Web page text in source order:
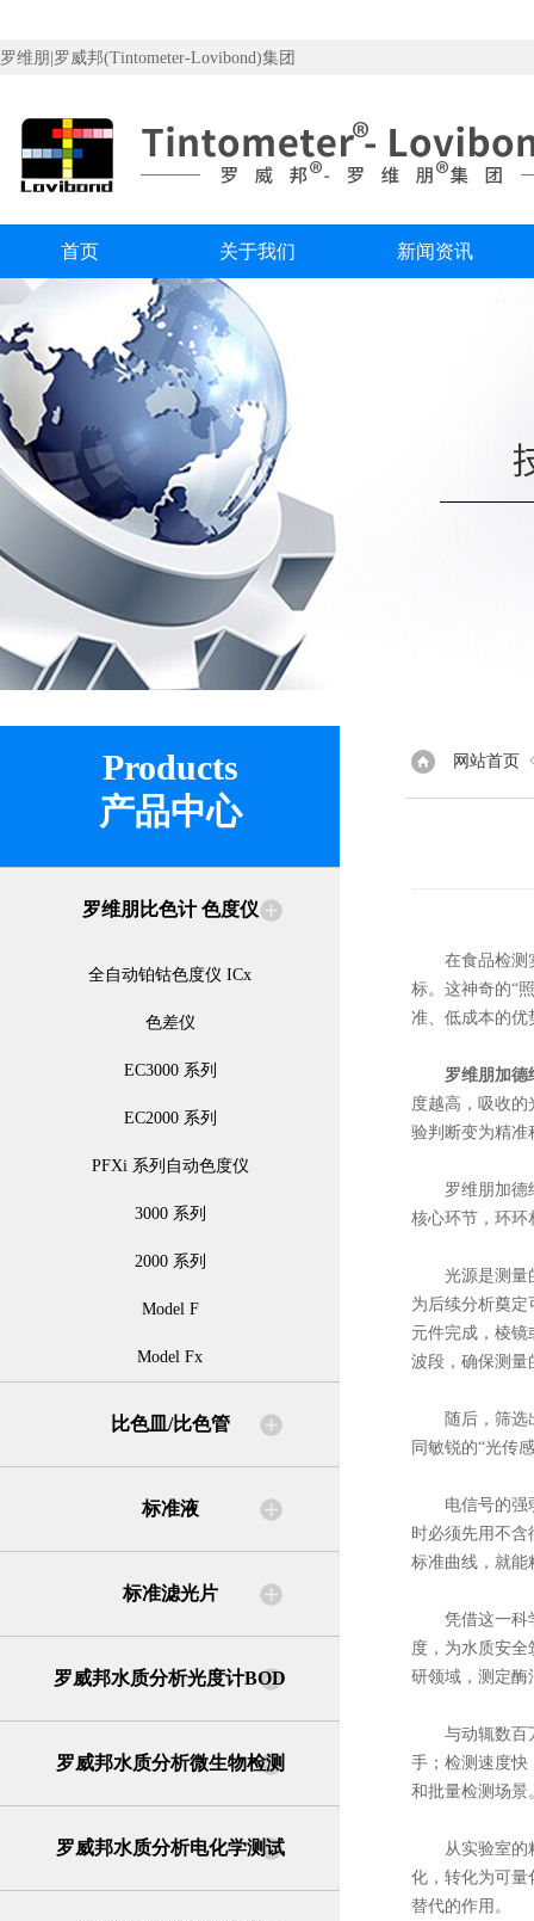
罗维朋|罗威邦(Tintometer-Lovibond)集团
首页 关于我们 新闻资讯
Products
产品中心
罗维朋比色计 色度仪
全自动铂钴色度仪 ICx
色差仪
EC3000 系列
EC2000 系列
PFXi 系列自动色度仪
3000 系列
2000 系列
Model F
Model Fx
比色皿/比色管
标准液
标准滤光片
罗威邦水质分析光度计BOD
罗威邦水质分析微生物检测
罗威邦水质分析电化学测试
网站首页
在食品检测实
标。这神奇的“
准、低成本的优
罗维朋加德
度越高，吸收的
验判断变为精准
罗维朋加德纳
核心环节，环环
光源是测量的
为后续分析奠
元件完成，棱
波段，确保测量
随后，筛选出
同敏锐的“光传
电信号的强弱
时必须先用不
标准曲线，就能
凭借这一科学
度，为水质安
研领域，测定酶
与动辄数百万
手；检测速度快
和批量检测场景
从实验室的精
化，转化为可量
替代的作用。